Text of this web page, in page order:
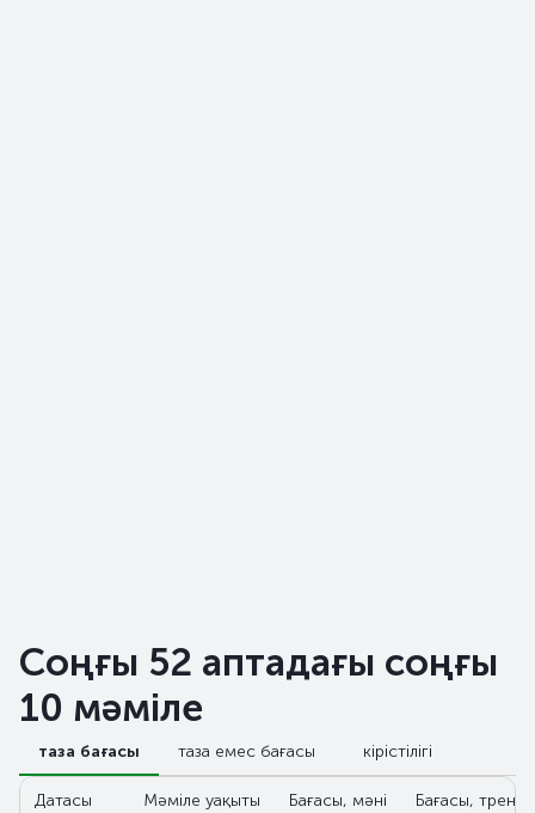
Соңғы 52 аптадағы соңғы
10 мәміле
таза бағасы таза емес бағасы кірістілігі
Датасы Мәміле уақыты Бағасы, мәні Бағасы, тренд,